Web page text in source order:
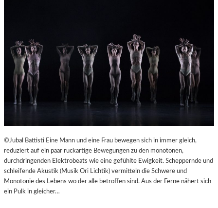
©Jubal Battisti Eine Mann und eine Frau bewegen sich in immer gleich,
reduziert auf ein paar ruckartige Bewegungen zu den monotonen,
durchdringenden Elektrobeats wie eine gefühlte Ewigkeit. Scheppernde und
schleifende Akustik (Musik Ori Lichtik) vermitteln die Schwere und
Monotonie des Lebens wo der alle betroffen sind. Aus der Ferne nähert sich
ein Pulk in gleicher…